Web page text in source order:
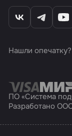
Нашли
ПО «Система
Разработано